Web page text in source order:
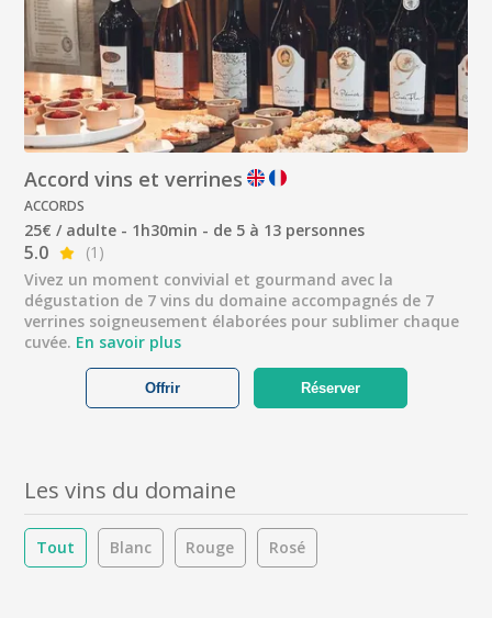
Accord vins et verrines
ACCORDS
25€ / adulte - 1h30min - de 5 à 13 personnes
5.0
(1)
Vivez un moment convivial et gourmand avec la
dégustation de 7 vins du domaine accompagnés de 7
verrines soigneusement élaborées pour sublimer chaque
cuvée. En savoir plus
Réserver
Offrir
Les vins du domaine
Tout Blanc Rouge Rosé